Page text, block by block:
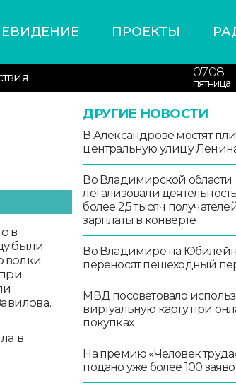
ПРОЕКТЫ
07.08
пятница
в
были
волки.
в
ДРУГИЕ НОВОСТИ
В Александрове мостят
центральную улицу
Во Владимирской области
легализовали
более 2,5 тысяч
зарплаты в конверте
Во Владимире на
переносят пешеходный
МВД посоветовало
виртуальную карту при
покупках
На премию «Человек
подано уже более 100